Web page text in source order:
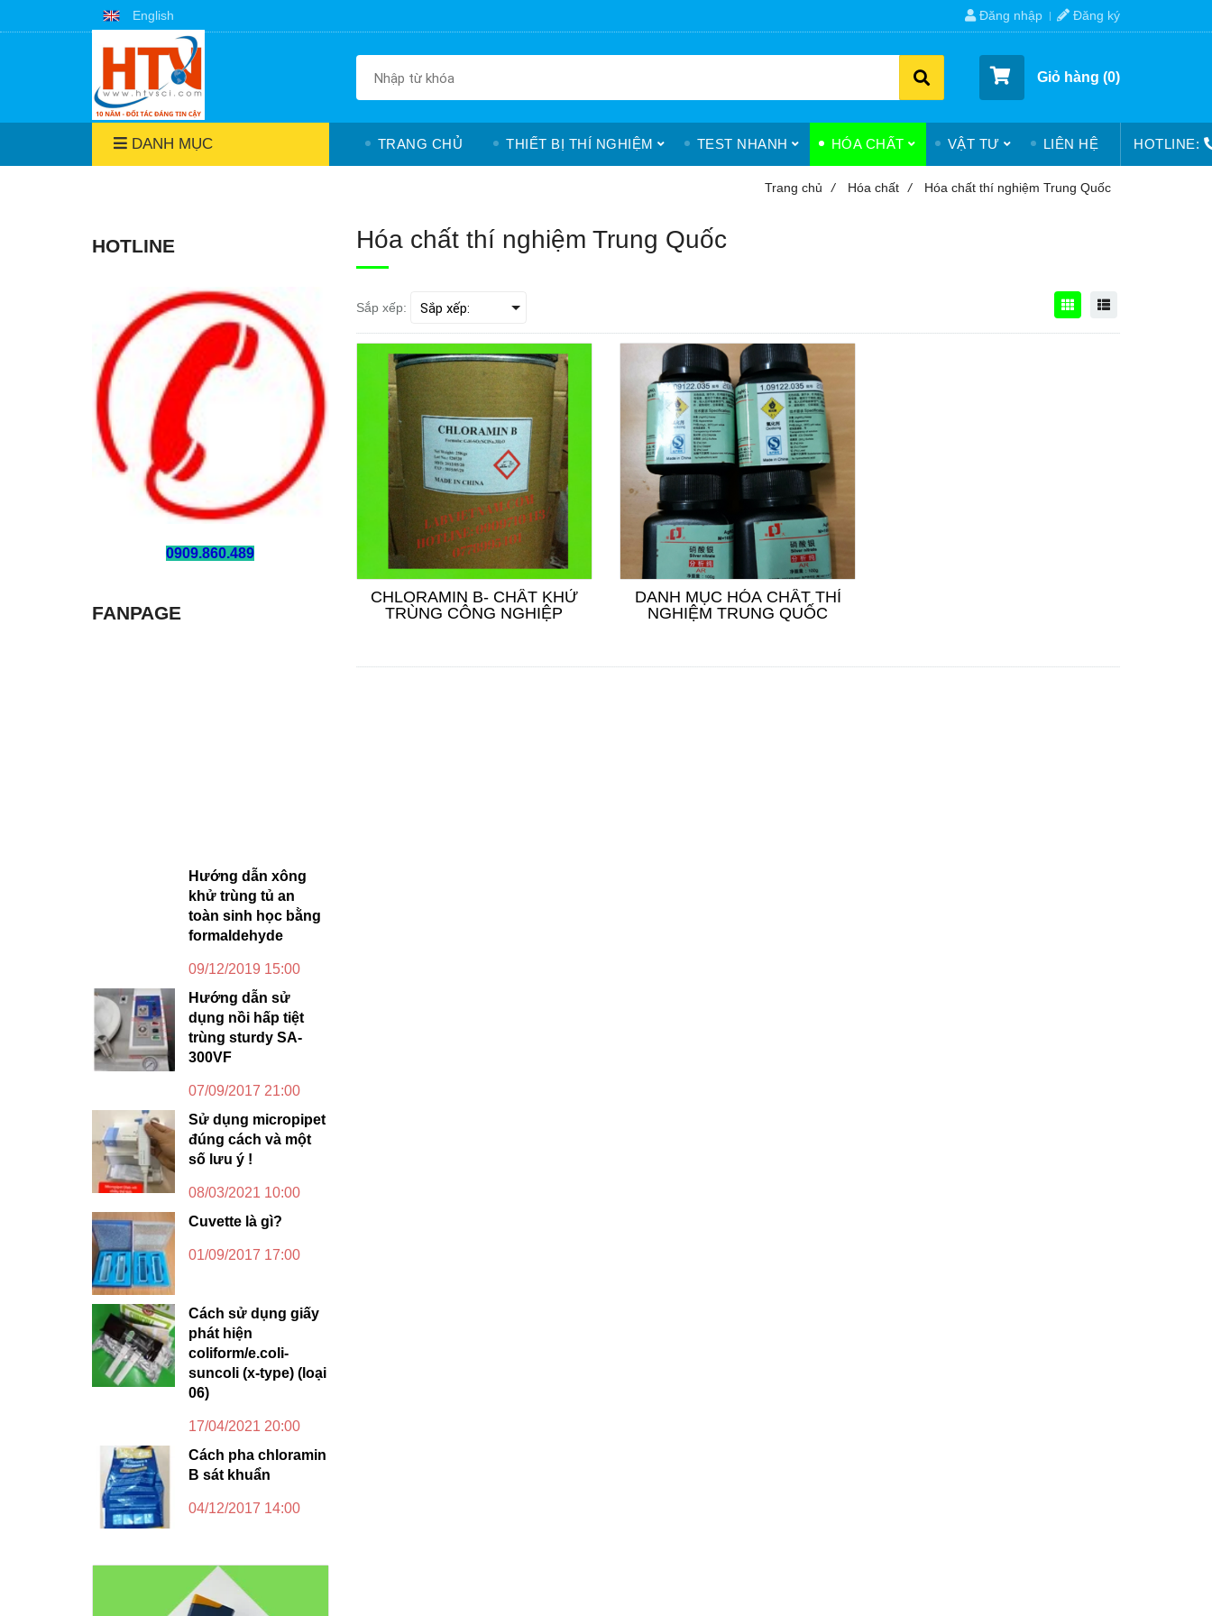
English Đăng nhập Đăng ký
Giỏ hàng (0)
DANH MỤC TRANG CHỦ THIẾT BỊ THÍ NGHIỆM TEST NHANH HÓA CHẤT VẬT TƯ LIÊN HỆ HOTLINE:
Trang chủ / Hóa chất / Hóa chất thí nghiệm Trung Quốc
Hóa chất thí nghiệm Trung Quốc
Sắp xếp:
CHLORAMIN B- CHẤT KHỬ
TRÙNG CÔNG NGHIỆP
DANH MỤC HÓA CHẤT THÍ
NGHIỆM TRUNG QUỐC
HOTLINE
0909.860.489
FANPAGE
Hướng dẫn xông
khử trùng tủ an
toàn sinh học bằng
formaldehyde
09/12/2019 15:00
Hướng dẫn sử
dụng nồi hấp tiệt
trùng sturdy SA-
300VF
07/09/2017 21:00
Sử dụng micropipet
đúng cách và một
số lưu ý !
08/03/2021 10:00
Cuvette là gì?
01/09/2017 17:00
Cách sử dụng giấy
phát hiện
coliform/e.coli-
suncoli (x-type) (loại
06)
17/04/2021 20:00
Cách pha chloramin
B sát khuẩn
04/12/2017 14:00